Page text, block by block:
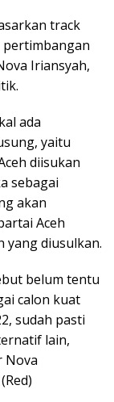
track
pertimbangan
Iriansyah,
ada
yaitu
diisukan
sebagai
akan
Aceh
yang diusulkan.
belum tentu
calon kuat
sudah pasti
lain,
Nova